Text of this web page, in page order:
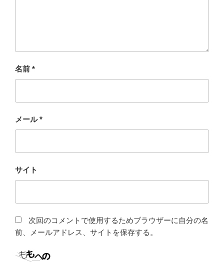
名前 *
メール*
サイト
次回のコメントで使用するためブラウザーに自分の名
前、メールアドレス、サイトを保存する。